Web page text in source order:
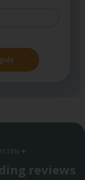
✦
reviews